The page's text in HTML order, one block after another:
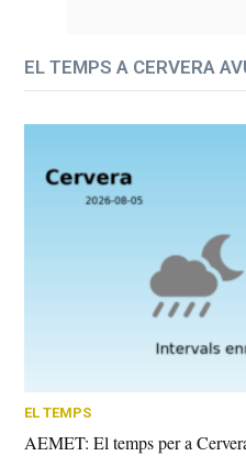
EL TEMPS A CERVERA
EL TEMPS
AEMET: El temps per a